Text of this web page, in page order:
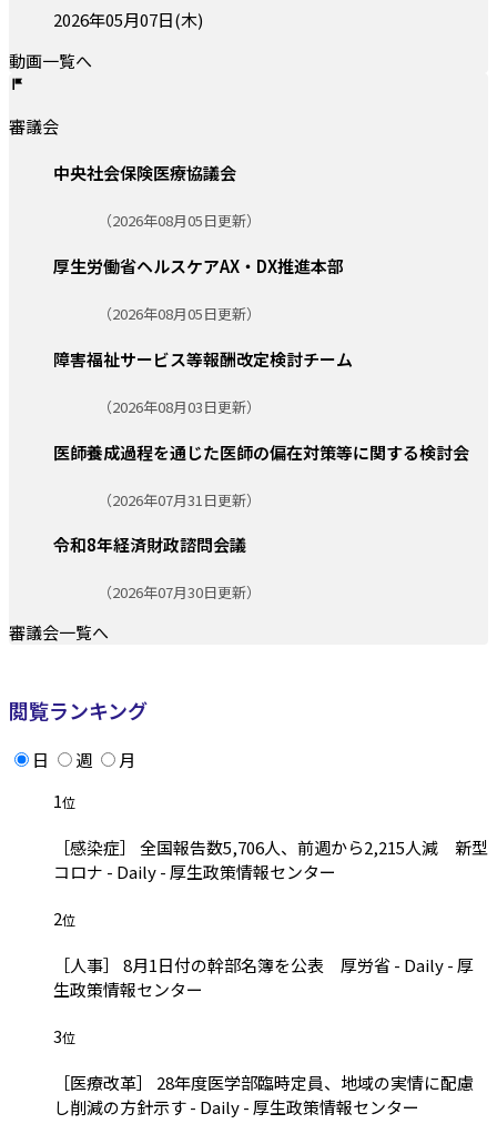
投稿日:2026年05月07日(木)
動画一覧へ
審議会
中央社会保険医療協議会
（2026年08月05日更新）
厚生労働省ヘルスケアAX・DX推進本部
（2026年08月05日更新）
障害福祉サービス等報酬改定検討チーム
（2026年08月03日更新）
医師養成過程を通じた医師の偏在対策等に関する検討会
（2026年07月31日更新）
令和8年経済財政諮問会議
（2026年07月30日更新）
審議会一覧へ
閲覧ランキング
日 週
月
1位
［感染症］ 全国報告数5,706人、前週から2,215人減 新型
コロナ - Daily - 厚生政策情報センター
2位
［人事］ 8月1日付の幹部名簿を公表 厚労省 - Daily - 厚
生政策情報センター
3位
［医療改革］ 28年度医学部臨時定員、地域の実情に配慮
し削減の方針示す - Daily - 厚生政策情報センター